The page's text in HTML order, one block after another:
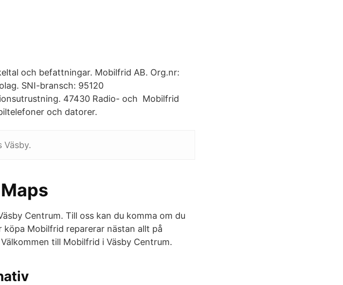
och befattningar. Mobilfrid AB. Org.nr:
SNI-bransch: 95120
47430 Radio- och Mobilfrid
och datorer.
Väsby.
Centrum. Till oss kan du komma om du
Mobilfrid reparerar nästan allt på
till Mobilfrid i Väsby Centrum.